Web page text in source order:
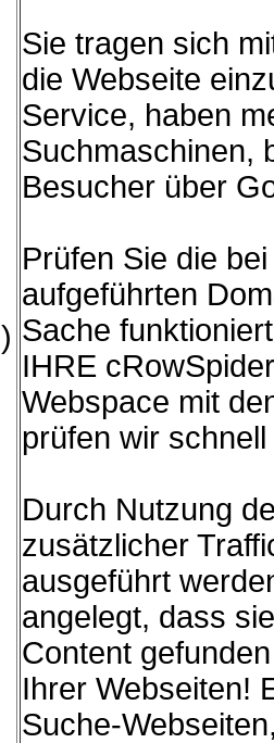
)
Sie tragen sich
die Webseite
Service, haben
Suchmaschinen,
Besucher über
Prüfen Sie die
aufgeführten
Sache
IHRE
Webspace mit
prüfen wir
Durch Nutzung
zusätzlicher
ausgeführt
angelegt, dass
Content
Ihrer Webseiten!
Suche-